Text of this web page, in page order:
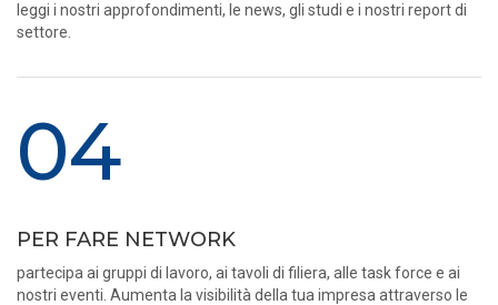
leggi i nostri approfondimenti, le news, gli studi e i nostri report di
settore.
04
PER FARE NETWORK
partecipa ai gruppi di lavoro, ai tavoli di filiera, alle task force e ai
nostri eventi. Aumenta la visibilità della tua impresa attraverso le